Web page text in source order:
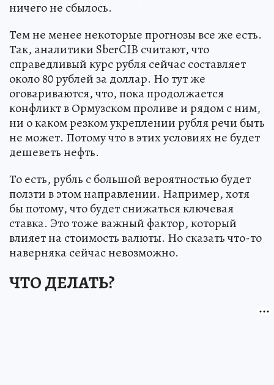
ничего не сбылось.
Тем не менее некоторые прогнозы все же есть.
Так, аналитики SberCIB считают, что
справедливый курс рубля сейчас составляет
около 80 рублей за доллар. Но тут же
оговариваются, что, пока продолжается
конфликт в Ормузском проливе и рядом с ним,
ни о каком резком укреплении рубля речи быть
не может. Потому что в этих условиях не будет
дешеветь нефть.
То есть, рубль с большой вероятностью будет
ползти в этом направлении. Например, хотя
бы потому, что будет снижаться ключевая
ставка. Это тоже важный фактор, который
влияет на стоимость валюты. Но сказать что-то
наверняка сейчас невозможно.
ЧТО ДЕЛАТЬ?